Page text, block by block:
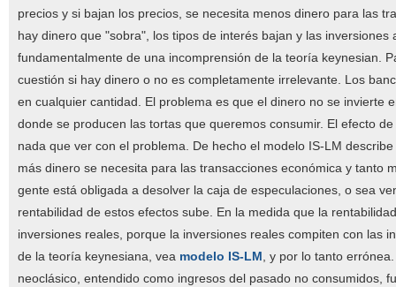
precios y si bajan los precios, se necesita menos dinero para las
hay dinero que "sobra", los tipos de interés bajan y las
fundamentalmente de una incomprensión de la teoría keynesian.
cuestión si hay dinero o no es completamente irrelevante. Los
en cualquier cantidad. El problema es que el dinero no se invierte
donde se producen las tortas que queremos consumir. El efecto
nada que ver con el problema. De hecho el modelo IS-LM
más dinero se necesita para las transacciones económica y tanto
gente está obligada a desolver la caja de especulaciones, o sea
rentabilidad de estos efectos sube. En la medida que la
inversiones reales, porque la inversiones reales compiten con las
de la teoría keynesiana, vea modelo IS-LM, y por lo tanto
neoclásico, entendido como ingresos del pasado no consumidos,